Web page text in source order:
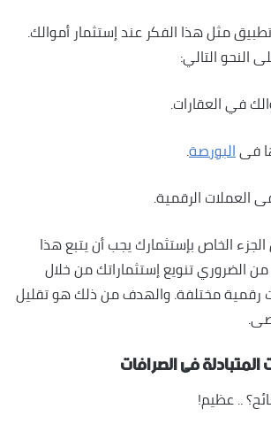
مثل هذا الفكر عند إستثمار أموالك.
التالي:
البورصة.
الخاص بإستثمارك يجب أن يتبع هذا
الضروري تنويع إستثماراتك من خلال
رقمية مختلفة. والهدف من ذلك هو تقليل